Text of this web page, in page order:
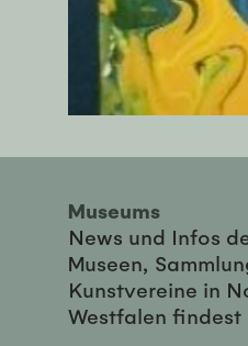
Museums
News und Infos
Museen,
Kunstvereine in
Westfalen findest